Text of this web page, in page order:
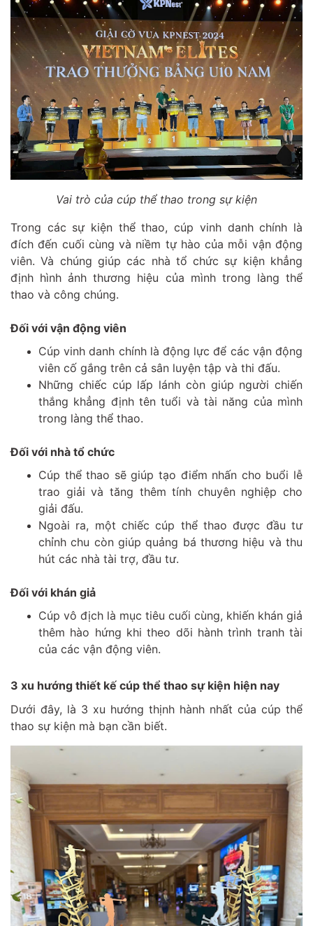
Vai trò của cúp thể thao trong sự kiện
Trong các sự kiện thể thao, cúp vinh danh chính là
đích đến cuối cùng và niềm tự hào của mỗi vận động
viên. Và chúng giúp các nhà tổ chức sự kiện khẳng
định hình ảnh thương hiệu của mình trong làng thể
thao và công chúng.
Đối với vận động viên
Cúp vinh danh chính là động lực để các vận động
viên cố gắng trên cả sân luyện tập và thi đấu.
Những chiếc cúp lấp lánh còn giúp người chiến
thắng khẳng định tên tuổi và tài năng của mình
trong làng thể thao.
Đối với nhà tổ chức
Cúp thể thao sẽ giúp tạo điểm nhấn cho buổi lễ
trao giải và tăng thêm tính chuyên nghiệp cho
giải đấu.
Ngoài ra, một chiếc cúp thể thao được đầu tư
chỉnh chu còn giúp quảng bá thương hiệu và thu
hút các nhà tài trợ, đầu tư.
Đối với khán giả
Cúp vô địch là mục tiêu cuối cùng, khiến khán giả
thêm hào hứng khi theo dõi hành trình tranh tài
của các vận động viên.
3 xu hướng thiết kế cúp thể thao sự kiện hiện nay
Dưới đây, là 3 xu hướng thịnh hành nhất của cúp thể
thao sự kiện mà bạn cần biết.